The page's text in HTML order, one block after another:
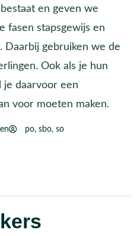
en geven we
fasen stapsgewijs en
Daarbij gebruiken we de
Ook als je hun
je daarvoor een
voor moeten maken.
po, sbo, so